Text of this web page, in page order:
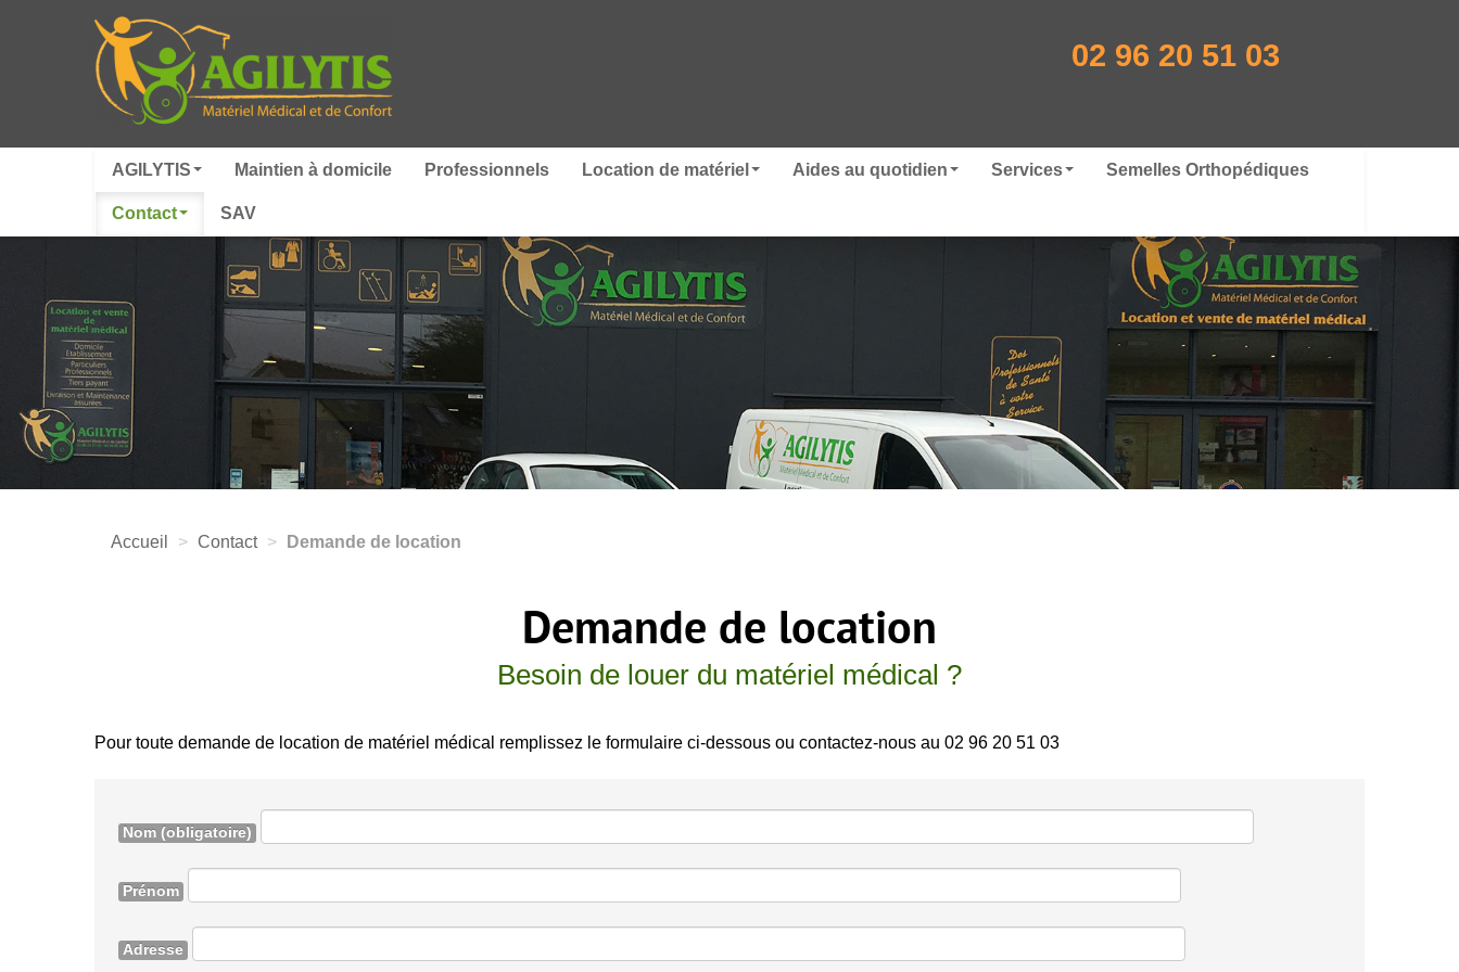
02 96 20 51 03
AGILYTIS Maintien à domicile Professionnels Location de matériel Aides au quotidien Services Semelles Orthopédiques
Contact SAV
Accueil > Contact > Demande de location
Demande de location
Besoin de louer du matériel médical ?
Pour toute demande de location de matériel médical remplissez le formulaire ci-dessous ou contactez-nous au 02 96 20 51 03
Nom (obligatoire)
Prénom
Adresse